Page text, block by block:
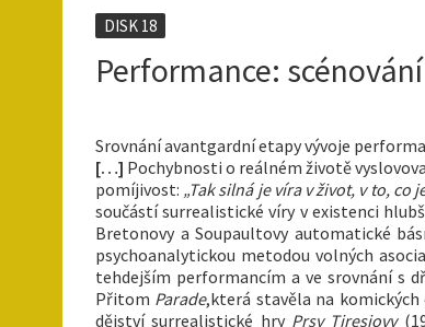
DISK 18
Performance:
Srovnání avantgardní etapy vývoje
[…] Pochybnosti o reálném životě
pomíjivost: „Tak silná je víra v život, v to, co
součástí surrealistické víry v existenci
Bretonovy a Soupaultovy automatické
psychoanalytickou metodou volných
tehdejším performancím a ve srovnání s
Přitom Parade,která stavěla na
dějství surrealistické hry Prsy Tiresiovy